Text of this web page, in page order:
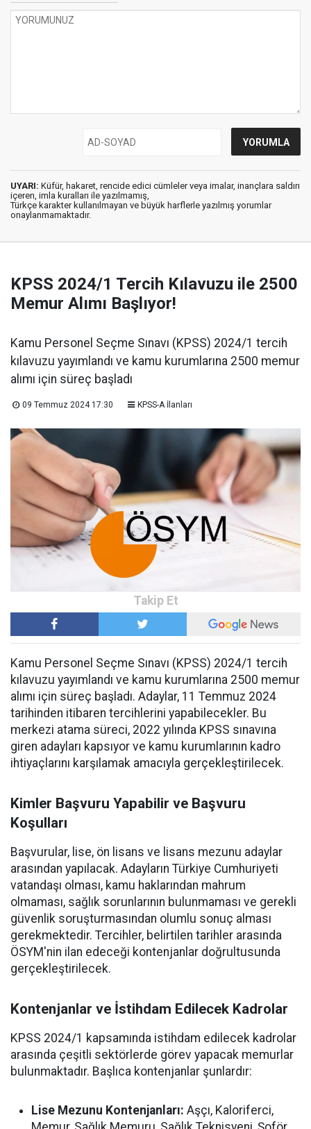
UYARI: Küfür, hakaret, rencide edici cümleler veya imalar, inançlara saldırı
içeren, imla kuralları ile yazılmamış,
Türkçe karakter kullanılmayan ve büyük harflerle yazılmış yorumlar
onaylanmamaktadır.
KPSS 2024/1 Tercih Kılavuzu ile 2500
Memur Alımı Başlıyor!
Kamu Personel Seçme Sınavı (KPSS) 2024/1 tercih
kılavuzu yayımlandı ve kamu kurumlarına 2500 memur
alımı için süreç başladı
09 Temmuz 2024 17:30 KPSS-A İlanları
Kamu Personel Seçme Sınavı (KPSS) 2024/1 tercih
kılavuzu yayımlandı ve kamu kurumlarına 2500 memur
alımı için süreç başladı. Adaylar, 11 Temmuz 2024
tarihinden itibaren tercihlerini yapabilecekler. Bu
merkezi atama süreci, 2022 yılında KPSS sınavına
giren adayları kapsıyor ve kamu kurumlarının kadro
ihtiyaçlarını karşılamak amacıyla gerçekleştirilecek.
Kimler Başvuru Yapabilir ve Başvuru
Koşulları
Başvurular, lise, ön lisans ve lisans mezunu adaylar
arasından yapılacak. Adayların Türkiye Cumhuriyeti
vatandaşı olması, kamu haklarından mahrum
olmaması, sağlık sorunlarının bulunmaması ve gerekli
güvenlik soruşturmasından olumlu sonuç alması
gerekmektedir. Tercihler, belirtilen tarihler arasında
ÖSYM'nin ilan edeceği kontenjanlar doğrultusunda
gerçekleştirilecek.
Kontenjanlar ve İstihdam Edilecek Kadrolar
KPSS 2024/1 kapsamında istihdam edilecek kadrolar
arasında çeşitli sektörlerde görev yapacak memurlar
bulunmaktadır. Başlıca kontenjanlar şunlardır:
Lise Mezunu Kontenjanları: Aşçı, Kaloriferci,